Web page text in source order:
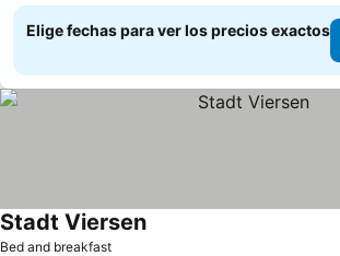
Elige fechas para ver los precios exactos
Bed and breakfast
Stadt ViersenVer precios